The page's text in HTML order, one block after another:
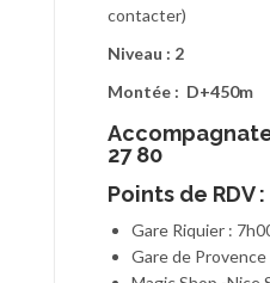
contacter)
Niveau : 2
Montée : D+450m
27 80
Points de RDV :
Gare Riquier :
Gare de